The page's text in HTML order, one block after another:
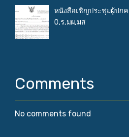
หนังสือเชิญประชุมผู้ปก
0,ร,มผ,มส
Comments
No comments found